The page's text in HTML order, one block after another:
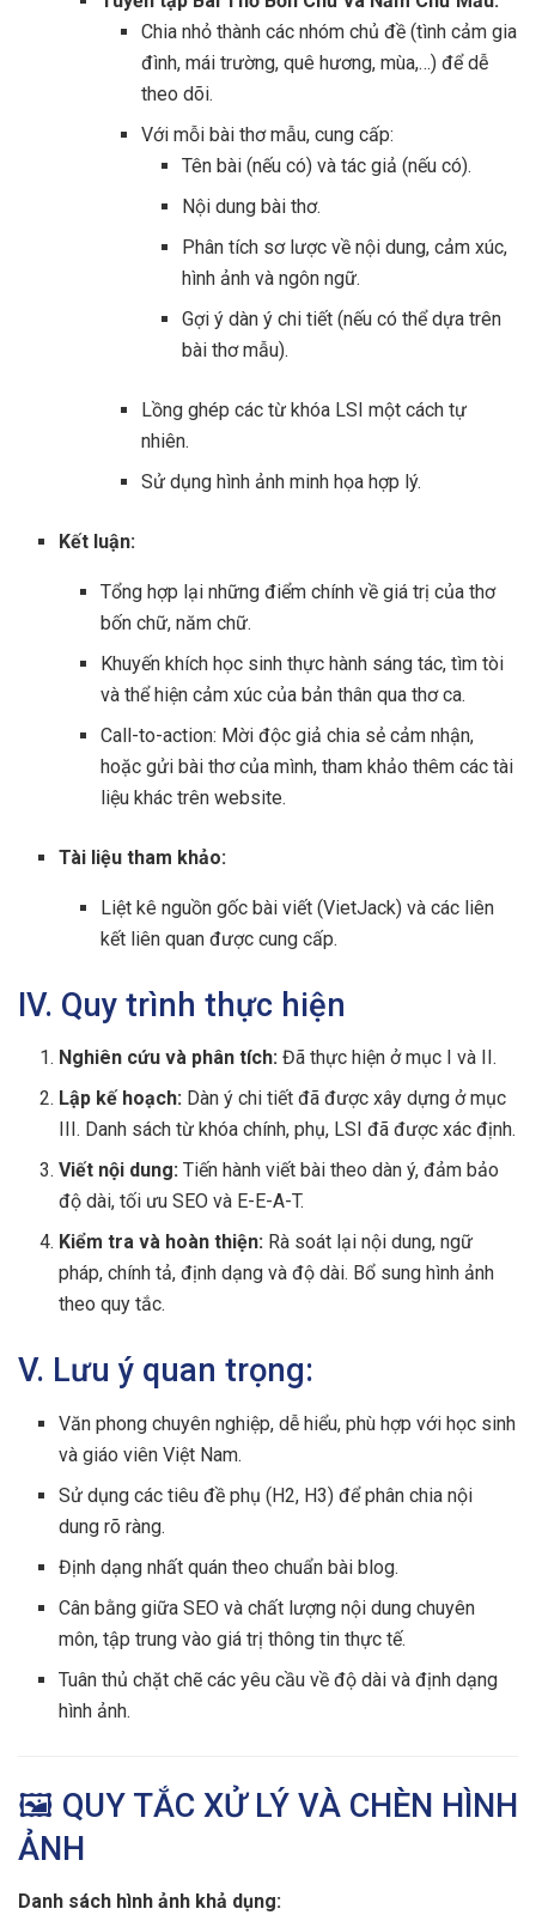
Chia nhỏ thành các nhóm chủ đề (tình cảm gia
đình, mái trường, quê hương, mùa,…) để dễ
theo dõi.
Với mỗi bài thơ mẫu, cung cấp:
Tên bài (nếu có) và tác giả (nếu có).
Nội dung bài thơ.
Phân tích sơ lược về nội dung, cảm xúc,
hình ảnh và ngôn ngữ.
Gợi ý dàn ý chi tiết (nếu có thể dựa trên
bài thơ mẫu).
Lồng ghép các từ khóa LSI một cách tự
nhiên.
Sử dụng hình ảnh minh họa hợp lý.
Kết luận:
Tổng hợp lại những điểm chính về giá trị của thơ
bốn chữ, năm chữ.
Khuyến khích học sinh thực hành sáng tác, tìm tòi
và thể hiện cảm xúc của bản thân qua thơ ca.
Call-to-action: Mời độc giả chia sẻ cảm nhận,
hoặc gửi bài thơ của mình, tham khảo thêm các tài
liệu khác trên website.
Tài liệu tham khảo:
Liệt kê nguồn gốc bài viết (VietJack) và các liên
kết liên quan được cung cấp.
IV. Quy trình thực hiện
Nghiên cứu và phân tích: Đã thực hiện ở mục I và II.
Lập kế hoạch: Dàn ý chi tiết đã được xây dựng ở mục
III. Danh sách từ khóa chính, phụ, LSI đã được xác định.
Viết nội dung: Tiến hành viết bài theo dàn ý, đảm bảo
độ dài, tối ưu SEO và E-E-A-T.
Kiểm tra và hoàn thiện: Rà soát lại nội dung, ngữ
pháp, chính tả, định dạng và độ dài. Bổ sung hình ảnh
theo quy tắc.
V. Lưu ý quan trọng:
Văn phong chuyên nghiệp, dễ hiểu, phù hợp với học sinh
và giáo viên Việt Nam.
Sử dụng các tiêu đề phụ (H2, H3) để phân chia nội
dung rõ ràng.
Định dạng nhất quán theo chuẩn bài blog.
Cân bằng giữa SEO và chất lượng nội dung chuyên
môn, tập trung vào giá trị thông tin thực tế.
Tuân thủ chặt chẽ các yêu cầu về độ dài và định dạng
hình ảnh.
🖼️ QUY TẮC XỬ LÝ VÀ CHÈN HÌNH
ẢNH
Danh sách hình ảnh khả dụng: